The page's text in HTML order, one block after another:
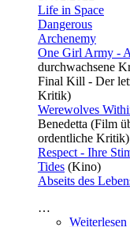
Life in Space
Dangerous
Archenemy
One Girl Army -
durchwachsene
Final Kill - Der
Kritik)
Werewolves
Benedetta (Film
ordentliche Kritik)
Respect - Ihre
Tides (Kino)
Abseits des
…
Weiterlesen